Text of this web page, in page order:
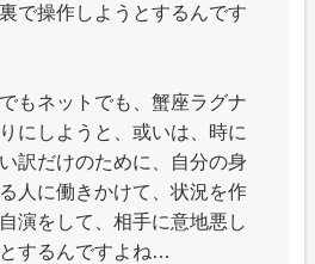
で操作しようとするんです
もネットでも、蟹座ラグナ
にしようと、或いは、時に
訳だけのために、自分の身
人に働きかけて、状況を作
演をして、相手に意地悪し
するんですよね…